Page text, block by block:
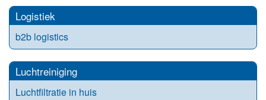
Logistiek
b2b logistics
Luchtreiniging
Luchtfiltratie in huis